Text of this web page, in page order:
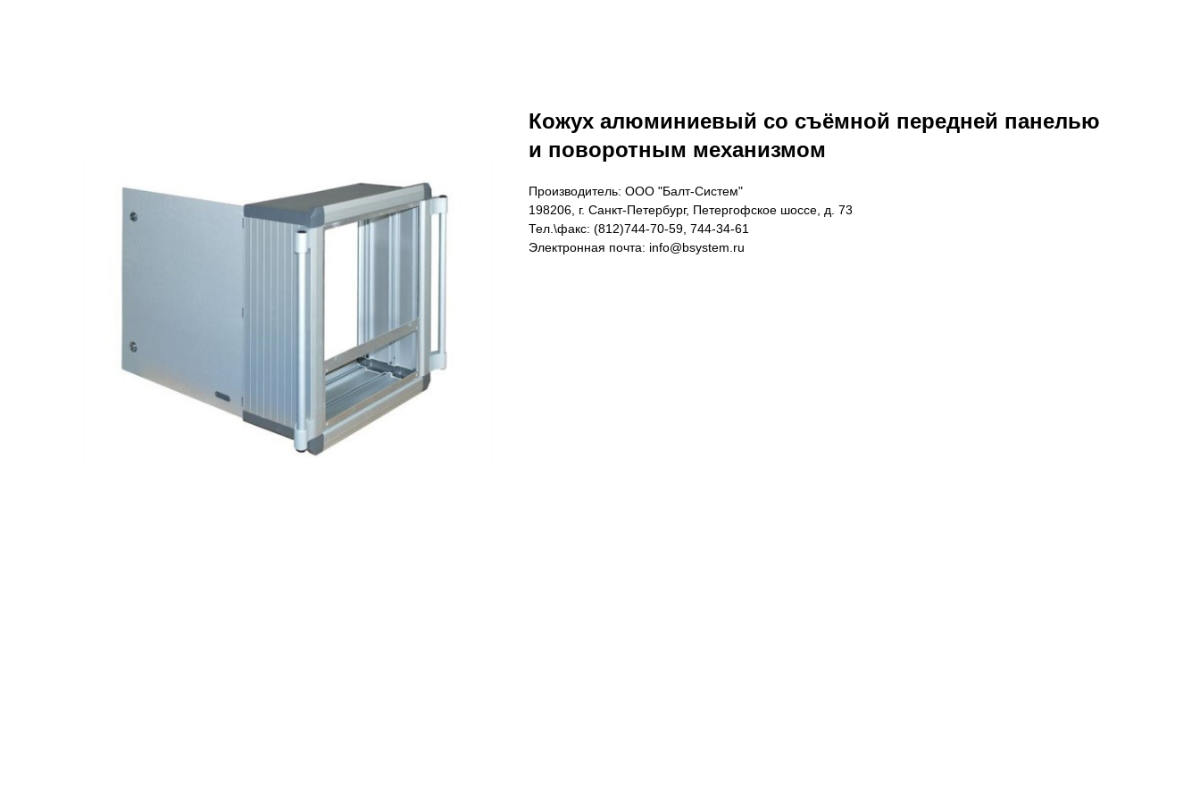
Кожух алюминиевый со съёмной передней панелью
и поворотным механизмом
Производитель: ООО "Балт-Систем"
198206, г. Санкт-Петербург, Петергофское шоссе, д. 73
Тел.\факс: (812)744-70-59, 744-34-61
Электронная почта: info@bsystem.ru